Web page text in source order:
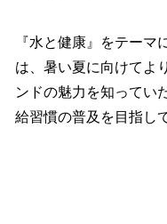
『水と健康』をテーマ
は、暑い夏に向けてよ
ンドの魅力を知ってい
給習慣の普及を目指し